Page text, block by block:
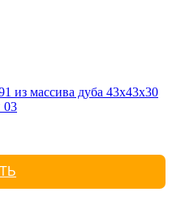
из массива дуба 43х43х30
03